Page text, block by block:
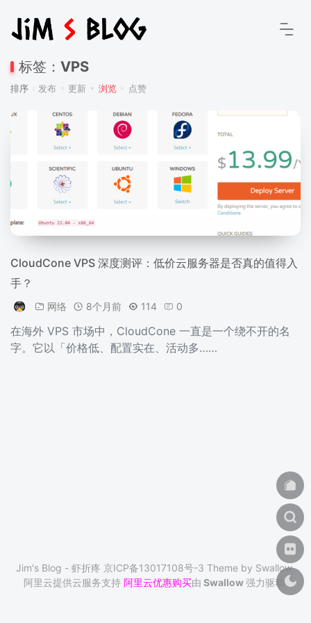
标签： VPS
排序 发布 更新 浏览 点赞
CloudCone VPS 深度测评：低价云服务器是否真的值得入
手？
网络 8个月前 114 0
在海外 VPS 市场中，CloudCone 一直是一个绕不开的名
字。它以「价格低、配置实在、活动多……
Jim's Blog - 虾折疼 京ICP备13017108号-3 Theme by Swallow
阿里云提供云服务支持 阿里云优惠购买由 Swallow强力驱动